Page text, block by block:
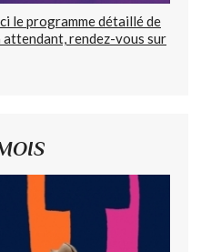
le programme détaillé de
attendant, rendez-vous sur